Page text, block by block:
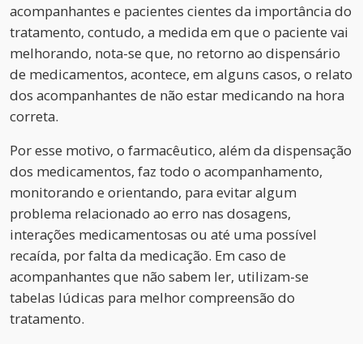
acompanhantes e pacientes cientes da importância do
tratamento, contudo, a medida em que o paciente vai
melhorando, nota-se que, no retorno ao dispensário
de medicamentos, acontece, em alguns casos, o relato
dos acompanhantes de não estar medicando na hora
correta.
Por esse motivo, o farmacêutico, além da dispensação
dos medicamentos, faz todo o acompanhamento,
monitorando e orientando, para evitar algum
problema relacionado ao erro nas dosagens,
interações medicamentosas ou até uma possível
recaída, por falta da medicação. Em caso de
acompanhantes que não sabem ler, utilizam-se
tabelas lúdicas para melhor compreensão do
tratamento.